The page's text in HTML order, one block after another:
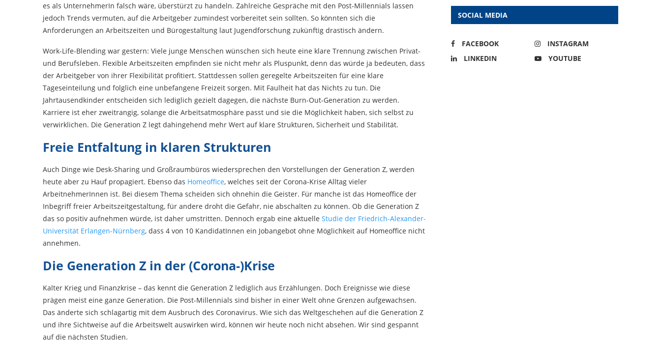
es als UnternehmerIn falsch wäre, überstürzt zu handeln. Zahlreiche Gespräche mit den Post-Millennials lassen
jedoch Trends vermuten, auf die Arbeitgeber zumindest vorbereitet sein sollten. So könnten sich die
Anforderungen an Arbeitszeiten und Bürogestaltung laut Jugendforschung zukünftig drastisch ändern.
Work-Life-Blending war gestern: Viele junge Menschen wünschen sich heute eine klare Trennung zwischen Privat-
und Berufsleben. Flexible Arbeitszeiten empfinden sie nicht mehr als Pluspunkt, denn das würde ja bedeuten, dass
der Arbeitgeber von ihrer Flexibilität profitiert. Stattdessen sollen geregelte Arbeitszeiten für eine klare
Tageseinteilung und folglich eine unbefangene Freizeit sorgen. Mit Faulheit hat das Nichts zu tun. Die
Jahrtausendkinder entscheiden sich lediglich gezielt dagegen, die nächste Burn-Out-Generation zu werden.
Karriere ist eher zweitrangig, solange die Arbeitsatmosphäre passt und sie die Möglichkeit haben, sich selbst zu
verwirklichen. Die Generation Z legt dahingehend mehr Wert auf klare Strukturen, Sicherheit und Stabilität.
Freie Entfaltung in klaren Strukturen
Auch Dinge wie Desk-Sharing und Großraumbüros wiedersprechen den Vorstellungen der Generation Z, werden
heute aber zu Hauf propagiert. Ebenso das Homeoffice, welches seit der Corona-Krise Alltag vieler
ArbeitnehmerInnen ist. Bei diesem Thema scheiden sich ohnehin die Geister. Für manche ist das Homeoffice der
Inbegriff freier Arbeitszeitgestaltung, für andere droht die Gefahr, nie abschalten zu können. Ob die Generation Z
das so positiv aufnehmen würde, ist daher umstritten. Dennoch ergab eine aktuelle Studie der Friedrich-Alexander-
Universität Erlangen-Nürnberg, dass 4 von 10 KandidatInnen ein Jobangebot ohne Möglichkeit auf Homeoffice nicht
annehmen.
Die Generation Z in der (Corona-)Krise
Kalter Krieg und Finanzkrise – das kennt die Generation Z lediglich aus Erzählungen. Doch Ereignisse wie diese
prägen meist eine ganze Generation. Die Post-Millennials sind bisher in einer Welt ohne Grenzen aufgewachsen.
Das änderte sich schlagartig mit dem Ausbruch des Coronavirus. Wie sich das Weltgeschehen auf die Generation Z
und ihre Sichtweise auf die Arbeitswelt auswirken wird, können wir heute noch nicht absehen. Wir sind gespannt
auf die nächsten Studien.
SOCIAL MEDIA
FACEBOOK
INSTAGRAM
LINKEDIN
YOUTUBE